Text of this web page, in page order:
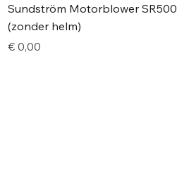
Sundström Motorblower SR500
(zonder helm)
Price
€ 0,00